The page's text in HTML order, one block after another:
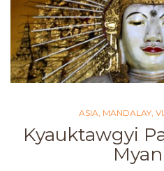
ASIA, MANDALAY,
Kyauktawgyi